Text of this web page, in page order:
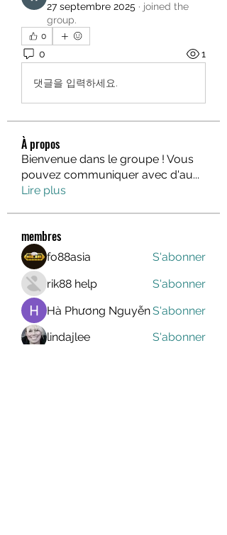
27 septembre 2025 · joined the
group.
0
0 1
댓글을 입력하세요.
À propos
Bienvenue dans le groupe ! Vous
pouvez communiquer avec d'au...
Lire plus
membres
fo88asia
S'abonner
rik88 help
S'abonner
Hà Phương NguyễnS'abonner
lindajlee
S'abonner